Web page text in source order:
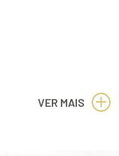
VER MAIS